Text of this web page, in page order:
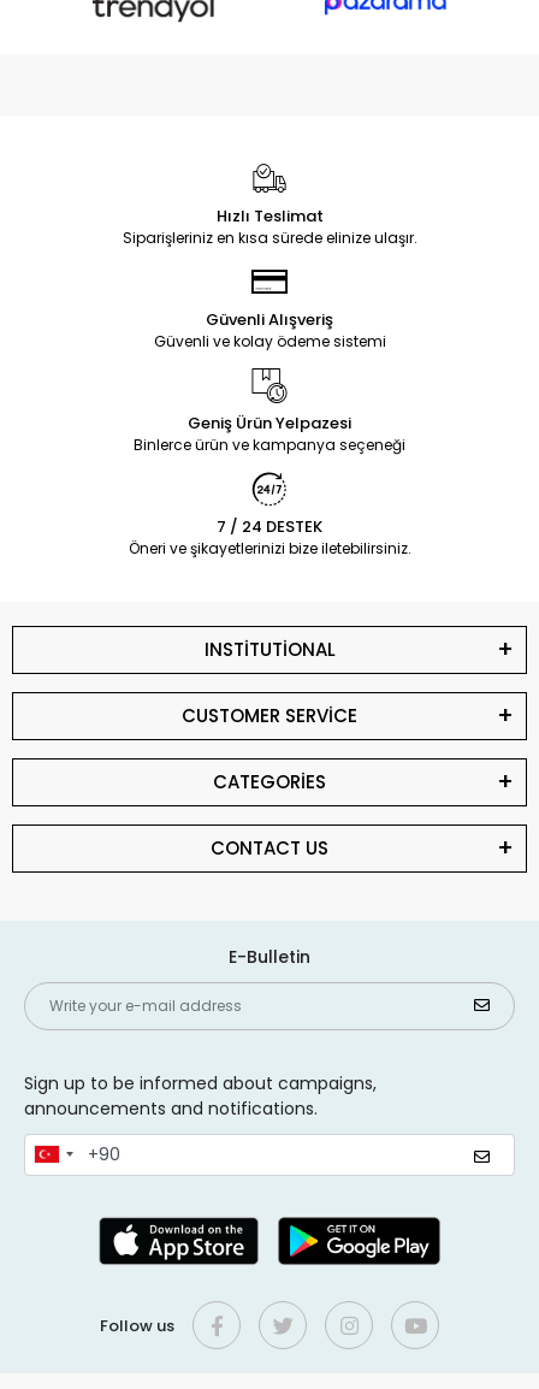
Hızlı Teslimat
Siparişleriniz en kısa sürede elinize ulaşır.
Güvenli Alışveriş
Güvenli ve kolay ödeme sistemi
Geniş Ürün Yelpazesi
Binlerce ürün ve kampanya seçeneği
7 / 24 DESTEK
Öneri ve şikayetlerinizi bize iletebilirsiniz.
INSTİTUTİONAL
CUSTOMER SERVİCE
CATEGORİES
CONTACT US
E-Bulletin
Sign up to be informed about campaigns,
announcements and notifications.
Follow us